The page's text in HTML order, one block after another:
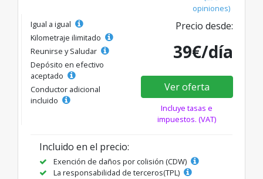
opiniones)
Igual a igual
Kilometraje ilimitado
Reunirse y Saludar
Depósito en efectivo
aceptado
Conductor adicional
incluido
Precio desde:
39€/día
Ver oferta
Incluye tasas e
impuestos. (VAT)
Incluido en el precio:
Exención de daños por colisión (CDW)
La responsabilidad de terceros(TPL)